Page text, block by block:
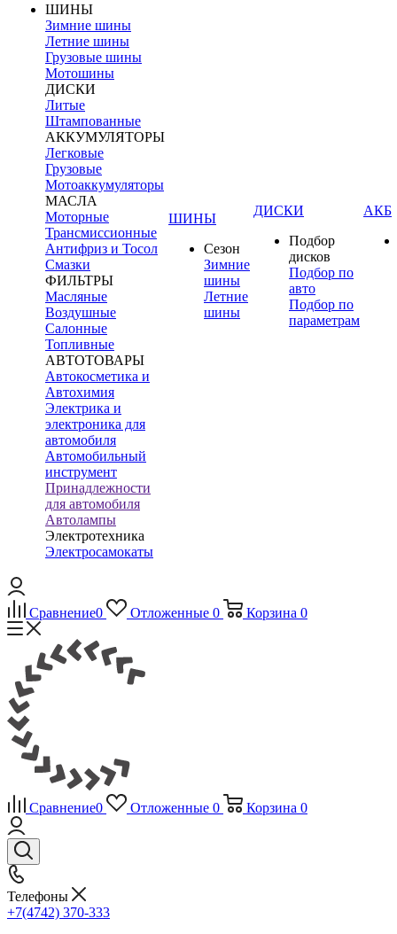
ШИНЫ
Зимние шины
Летние шины
Грузовые шины
Мотошины
ДИСКИ
Литые
Штампованные
АККУМУЛЯТОРЫ
Легковые
Грузовые
Мотоаккумуляторы
МАСЛА
Моторные
Трансмиссионные
Антифриз и Тосол
Смазки
ФИЛЬТРЫ
Масляные
Воздушные
Салонные
Топливные
АВТОТОВАРЫ
Автокосметика и
Автохимия
Электрика и
электроника для
автомобиля
Автомобильный
инструмент
Принадлежности
для автомобиля
Автолампы
Электротехника
Электросамокаты
ШИНЫ
Сезон
Зимние
шины
Летние
шины
ДИСКИ
Подбор
дисков
Подбор по
авто
Подбор по
параметрам
АКБ
Сравнение0 Отложенные 0 Корзина 0
Сравнение0 Отложенные 0 Корзина 0
Телефоны
+7(4742) 370-333